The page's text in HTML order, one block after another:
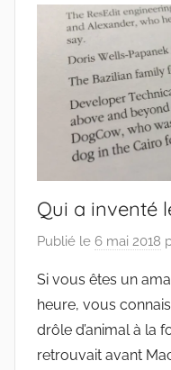
Qui a inventé
Publié le 6 mai 2018
Si vous êtes un
heure, vous
drôle d’animal à la
retrouvait avant